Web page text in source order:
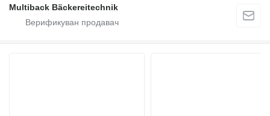
Multiback Bäckereitechnik